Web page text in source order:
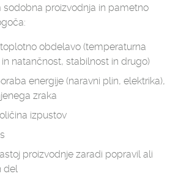
proizvodnja in pametno
obdelavo (temperaturna
natančnost, stabilnost in drugo)
energije (naravni plin, elektrika),
zraka
izpustov
proizvodnje zaradi popravil ali
del